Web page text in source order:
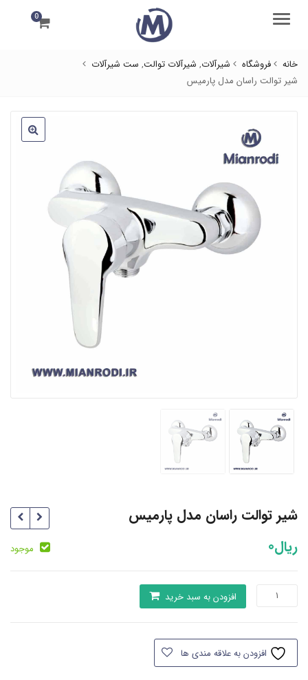
منو 0
خانه فروشگاه شیرآلات, شیرآلات توالت, ست شیرآلات
شیر توالت راسان مدل پارمیس
شیر توالت راسان مدل پارمیس
ریال0 موجود
مدل
پارمیس
افزودن به سبد خرید
افزودن به علاقه مندی ها